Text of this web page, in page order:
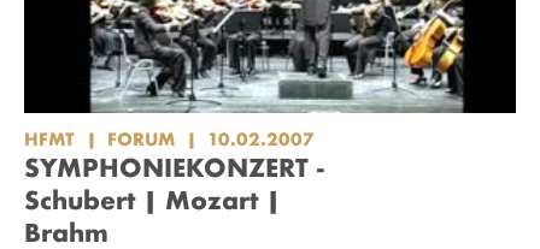
HFMT FORUM 10.02.2007
SYMPHONIEKONZERT -
Schubert | Mozart |
Brahm